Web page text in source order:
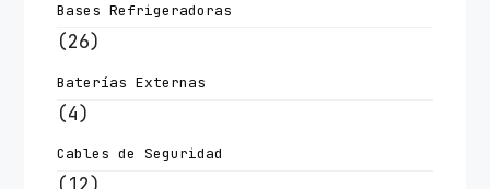
Bases Refrigeradoras
(26)
Baterías Externas
(4)
Cables de Seguridad